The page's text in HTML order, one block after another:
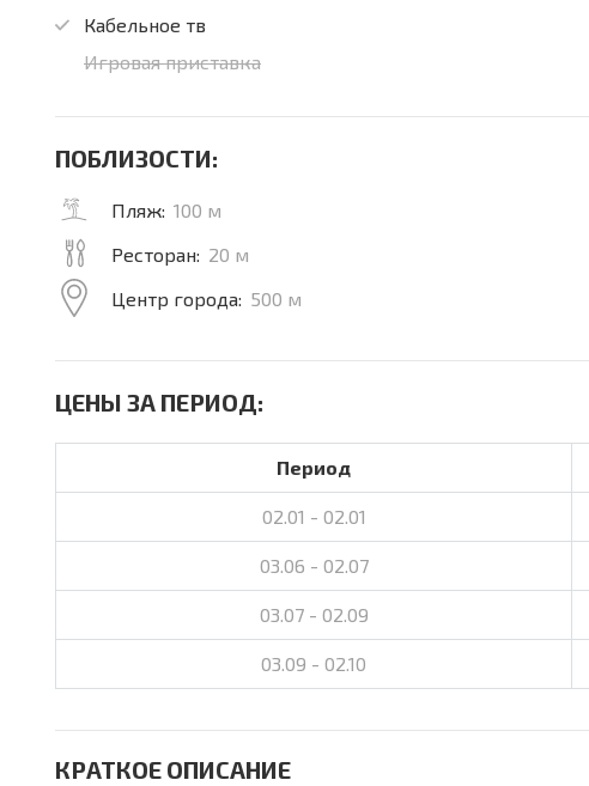
Кабельное тв
Игровая приставка
ПОБЛИЗОСТИ:
Пляж: 100 м
Ресторан: 20 м
Центр города: 500 м
ЦЕНЫ ЗА ПЕРИОД:
Период
02.01 - 02.01
03.06 - 02.07
03.07 - 02.09
03.09 - 02.10
КРАТКОЕ ОПИСАНИЕ